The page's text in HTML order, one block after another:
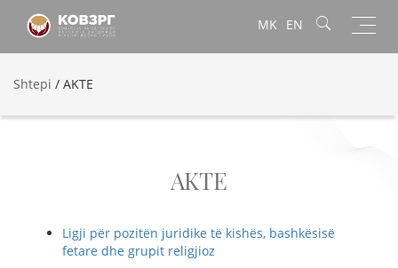
MK EN
Shtepi / AKTE
AKTE
Ligji për pozitën juridike të kishës, bashkësisë
fetare dhe grupit religjioz